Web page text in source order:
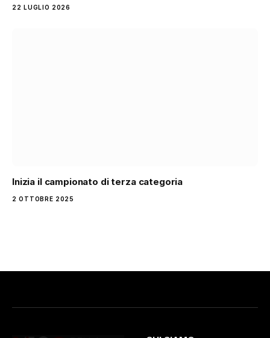
22 LUGLIO 2026
Inizia il campionato di terza categoria
2 OTTOBRE 2025